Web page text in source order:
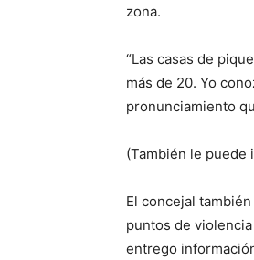
zona.
“Las casas de
más de 20. Yo
pronunciamiento
(También le puede
El concejal
puntos de
entrego